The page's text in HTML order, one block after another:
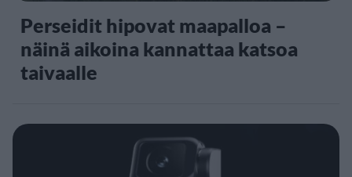
Perseidit hipovat maapalloa –
näinä aikoina kannattaa katsoa
taivaalle